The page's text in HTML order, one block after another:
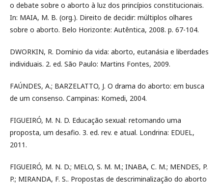
o debate sobre o aborto à luz dos princípios constitucionais.
In: MAIA, M. B. (org.). Direito de decidir: múltiplos olhares
sobre o aborto. Belo Horizonte: Autêntica, 2008. p. 67-104.
DWORKIN, R. Domínio da vida: aborto, eutanásia e liberdades
individuais. 2. ed. São Paulo: Martins Fontes, 2009.
FAÚNDES, A.; BARZELATTO, J. O drama do aborto: em busca
de um consenso. Campinas: Komedi, 2004.
FIGUEIRÓ, M. N. D. Educação sexual: retomando uma
proposta, um desafio. 3. ed. rev. e atual. Londrina: EDUEL,
2011.
FIGUEIRÓ, M. N. D.; MELO, S. M. M.; INABA, C. M.; MENDES, P.
P.; MIRANDA, F. S.. Propostas de descriminalização do aborto